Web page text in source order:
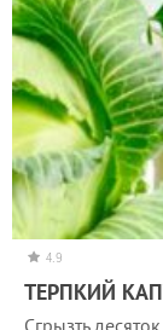
4.9
ТЕРПКИЙ
Сгрызть